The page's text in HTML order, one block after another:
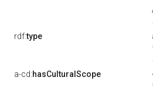
rdf:type
a-cd:hasCulturalScope